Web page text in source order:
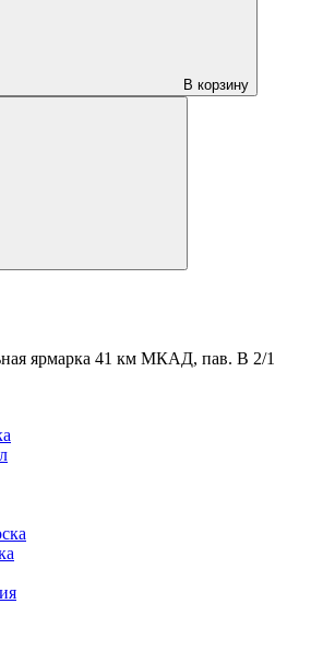
В корзину
ярмарка 41 км МКАД, пав. В 2/1